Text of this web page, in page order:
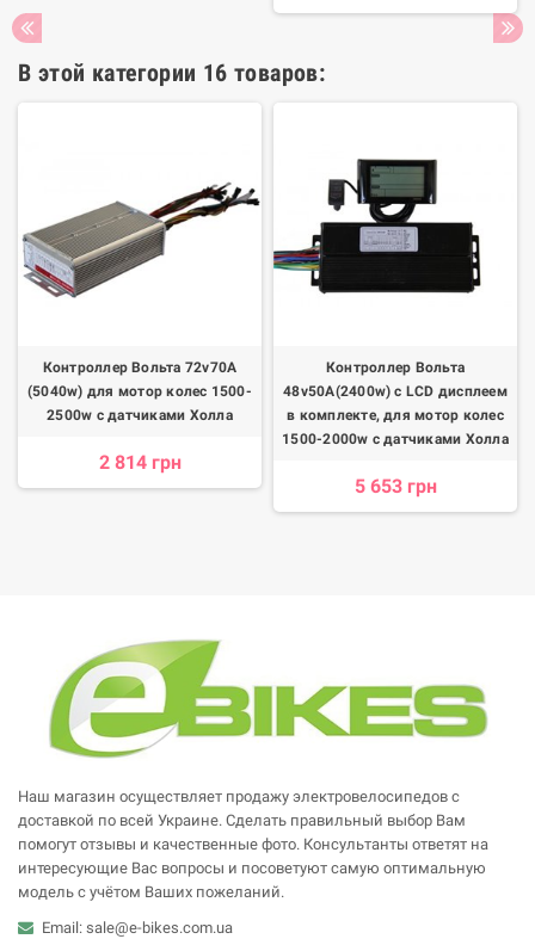
В этой категории 16 товаров:
Контроллер Вольта 72v70А
(5040w) для мотор колес 1500-
2500w с датчиками Холла
2 814 грн
Контроллер Вольта
48v50А(2400w) с LCD дисплеем
в комплекте, для мотор колес
1500-2000w с датчиками Холла
5 653 грн
Наш магазин осуществляет продажу электровелосипедов с
доставкой по всей Украине. Сделать правильный выбор Вам
помогут отзывы и качественные фото. Консультанты ответят на
интересующие Вас вопросы и посоветуют самую оптимальную
модель с учётом Ваших пожеланий.
Email: sale@e-bikes.com.ua